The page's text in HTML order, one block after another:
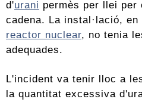
d'urani permès per llei per
cadena. La instal·lació,
reactor nuclear, no tenia
adequades.
L'incident va tenir lloc a
la quantitat excessiva